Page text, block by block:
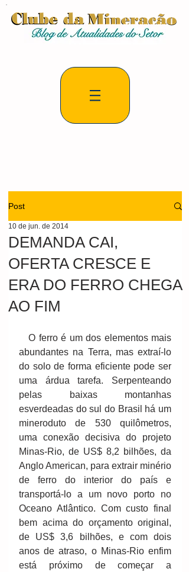
Post
DEMANDA CAI,
OFERTA CRESCE E
ERA DO FERRO CHEGA
AO FIM
10 de jun. de 2014
   O ferro é um dos elementos mais
abundantes na Terra, mas extraí-lo
do solo de forma eficiente pode ser
uma árdua tarefa. Serpenteando
pelas baixas montanhas
esverdeadas do sul do Brasil há um
mineroduto de 530 quilômetros,
uma conexão decisiva do projeto
Minas-Rio, de US$ 8,2 bilhões, da
Anglo American, para extrair minério
de ferro do interior do país e
transportá-lo a um novo porto no
Oceano Atlântico. Com custo final
bem acima do orçamento original,
de US$ 3,6 bilhões, e com dois
anos de atraso, o Minas-Rio enfim
está próximo de começar a